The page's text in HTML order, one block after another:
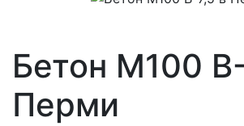
Бетон М100
Перми